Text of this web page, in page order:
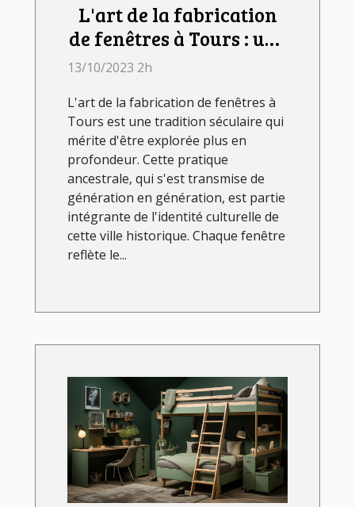
L'art de la fabrication
de fenêtres à Tours : une
tradition séculaire
13/10/2023 2h
L'art de la fabrication de fenêtres à
Tours est une tradition séculaire qui
mérite d'être explorée plus en
profondeur. Cette pratique
ancestrale, qui s'est transmise de
génération en génération, est partie
intégrante de l'identité culturelle de
cette ville historique. Chaque fenêtre
reflète le...